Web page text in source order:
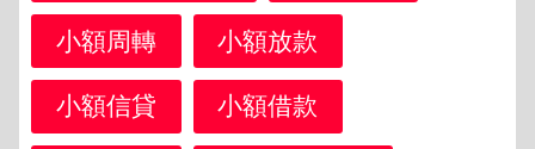
小額周轉 小額放款
小額信貸 小額借款